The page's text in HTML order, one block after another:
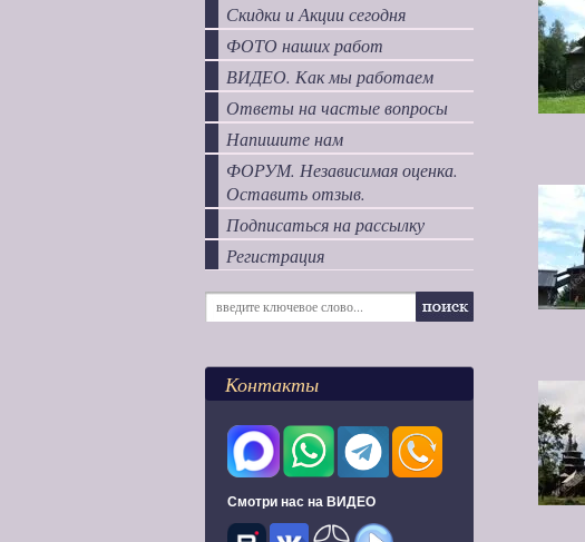
Скидки и Акции сегодня
ФОТО наших работ
ВИДЕО. Как мы работаем
Ответы на частые вопросы
Напишите нам
ФОРУМ. Независимая оценка.
Оставить отзыв.
Подписаться на рассылку
Регистрация
Контакты
Смотри нас на ВИДЕО